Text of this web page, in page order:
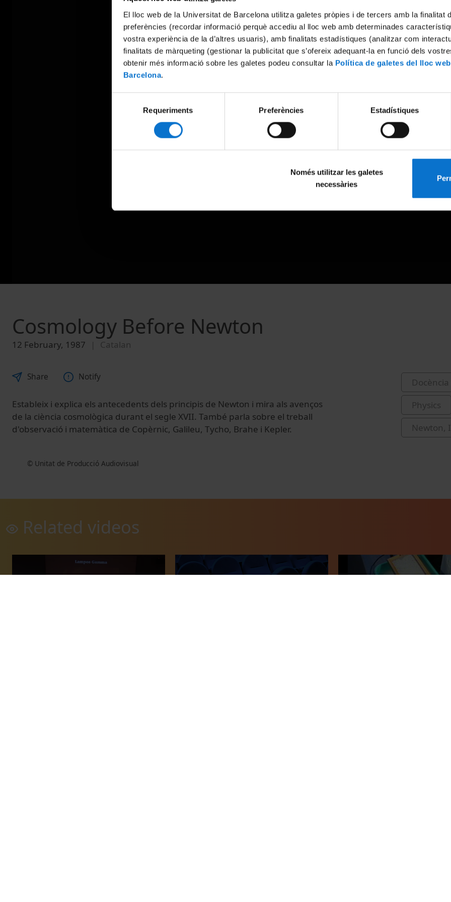
El lloc web de la Universitat de Barcelona utilitza galetes pròpies i de tercers amb la finalitat
preferències (recordar informació perquè accediu al lloc web amb determinades
vostra experiència de la d’altres usuaris), amb finalitats estadístiques (analitzar com
finalitats de màrqueting (gestionar la publicitat que s’ofereix adequant-la en funció dels
obtenir més informació sobre les galetes podeu consultar la Política de galetes del lloc
Barcelona.
consentiment
Requeriments Preferències Estadístiques
Només utilitzar les galetes
necessàries
Cosmology Before Newton
12 February, 1987 Catalan
Share Notify
Estableix i explica els antecedents dels principis de Newton i mira als avenços
de la ciència cosmològica durant el segle XVII. També parla sobre el treball
d'observació i matemàtica de Copèrnic, Galileu, Tycho, Brahe i Kepler.
© Unitat de Producció Audiovisual
Docència
Physics
Newton,
Related videos